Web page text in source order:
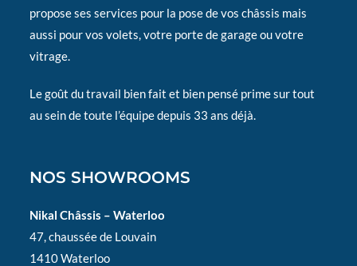
propose ses services pour la pose de vos châssis mais
aussi pour vos volets, votre porte de garage ou votre
vitrage.
Le goût du travail bien fait et bien pensé prime sur tout
au sein de toute l’équipe depuis 33 ans déjà.
NOS SHOWROOMS
Nikal Châssis – Waterloo
47, chaussée de Louvain
1410 Waterloo